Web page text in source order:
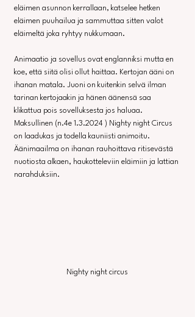
eläimen asunnon kerrallaan, katselee hetken
eläimen puuhailua ja sammuttaa sitten valot
eläimeltä joka ryhtyy nukkumaan.
Animaatio ja sovellus ovat englanniksi mutta en
koe, että siitä olisi ollut haittaa. Kertojan ääni on
ihanan matala. Juoni on kuitenkin selvä ilman
tarinan kertojaakin ja hänen äänensä saa
klikattua pois sovelluksesta jos haluaa.
Maksullinen (n.4e 1.3.2024 ) Nighty night Circus
on laadukas ja todella kauniisti animoitu.
Äänimaailma on ihanan rauhoittava ritisevästä
nuotiosta alkaen, haukotteleviin eläimiin ja lattian
narahduksiin.
Nighty night circus